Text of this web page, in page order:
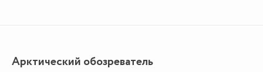
Арктический обозреватель